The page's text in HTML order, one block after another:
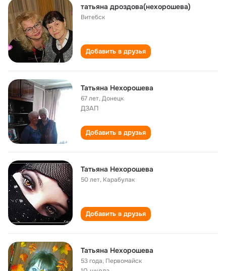
татьяна дроздова(нехорошева)
Витебск
Добавить в друзья
Татьяна Нехорошева
67 лет,Донецк
ДЗАП
Добавить в друзья
Татьяна Нехорошева
50 лет, Карабулак
Добавить в друзья
Татьяна Нехорошева
53 года, Первомайск